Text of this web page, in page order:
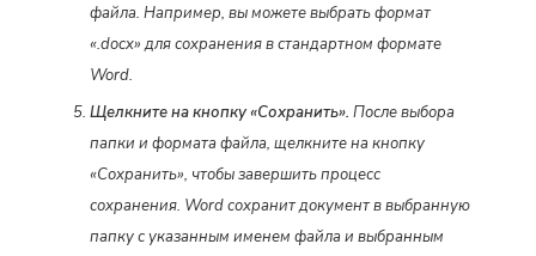
файла. Например, вы можете выбрать формат
«.docx» для сохранения в стандартном формате
Word.
Щелкните на кнопку «Сохранить». После выбора
папки и формата файла, щелкните на кнопку
«Сохранить», чтобы завершить процесс
сохранения. Word сохранит документ в выбранную
папку с указанным именем файла и выбранным